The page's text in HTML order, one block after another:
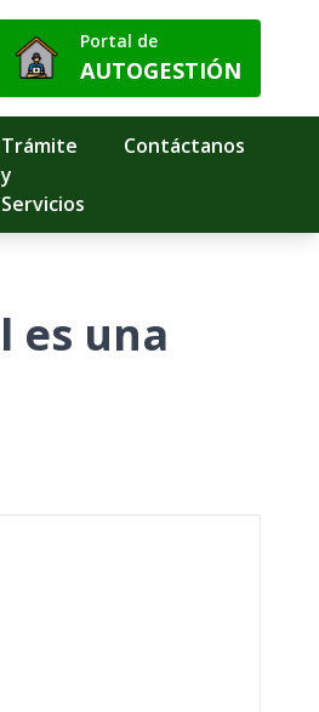
Portal de
AUTOGESTIÓN
Trámite
y
Servicios
Contáctanos
es una